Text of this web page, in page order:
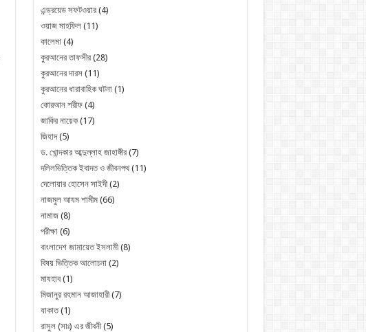
এন্ড্রয়েড সফটওয়ার(4)
ওয়াজ মাহফিল(11)
কালেমা(4)
কুরআনের তাফসীর(28)
কুরআনের দারস(11)
কুরআনের ধারাবাহিক ঘটনা(1)
কোরআন শরীফ(4)
জাকির নায়েক(17)
জিহাদ(5)
ড. খোন্দকার আব্দুল্লাহ জাহাঙ্গীর(7)
দলিলভিত্তিক ইবাদত ও জীবনপথ(11)
দেলোয়ার হোসেন সাইদী(2)
নাজমুল আযম শামীম(66)
নামাজ(8)
পরীক্ষা(6)
বাংলাদেশ জামায়েত ইসলামী(8)
বিষয় ভিত্তিক আলোচনা(2)
মাযহাব(1)
মিজানুর রহমান আজাহারী(7)
যাকাত(1)
রাসুল (সাঃ) এর জীবনী(5)